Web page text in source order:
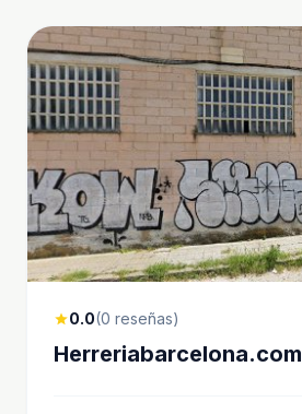
star0.0(0 reseñas)
Herreriabarcelona.com